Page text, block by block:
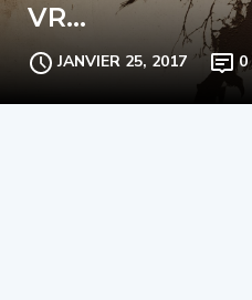
VR…
JANVIER 25, 2017 0